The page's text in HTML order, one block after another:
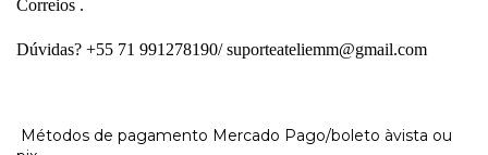
Correios .
Dúvidas? +55 71 991278190/ suporteateliemm@gmail.com
Métodos de pagamento Mercado Pago/boleto àvista ou